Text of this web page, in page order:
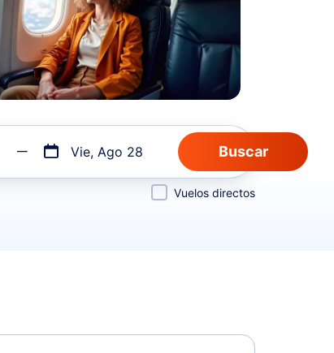
Vie, Ago 28
Vuelos directos